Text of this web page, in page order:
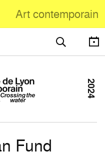
Art contemporain
Fund
2024